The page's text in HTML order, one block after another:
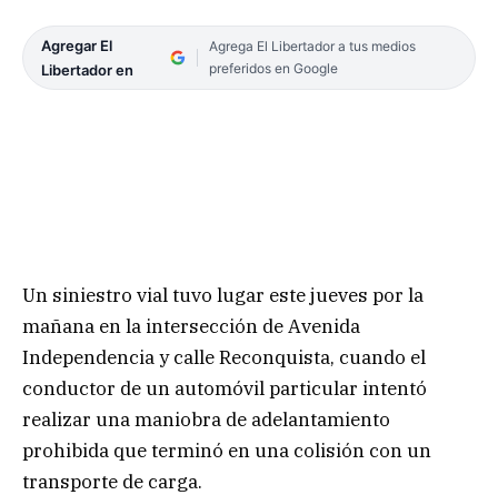
Agregar El
Libertador en
Agrega El Libertador a tus medios
preferidos en Google
Un siniestro vial tuvo lugar este jueves por la
mañana en la intersección de Avenida
Independencia y calle Reconquista, cuando el
conductor de un automóvil particular intentó
realizar una maniobra de adelantamiento
prohibida que terminó en una colisión con un
transporte de carga.